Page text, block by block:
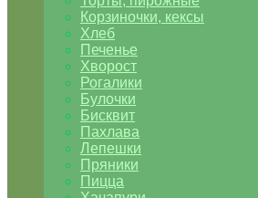
Корзиночки, кексы
Хлеб
Печенье
Хворост
Рогалики
Булочки
Бисквит
Пахлава
Лепешки
Пряники
Пицца